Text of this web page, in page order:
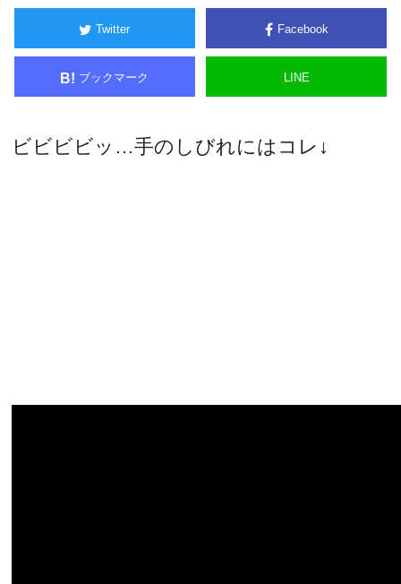
Twitter Facebook
B! ブックマーク LINE
ビビビビッ…手のしびれにはコレ↓